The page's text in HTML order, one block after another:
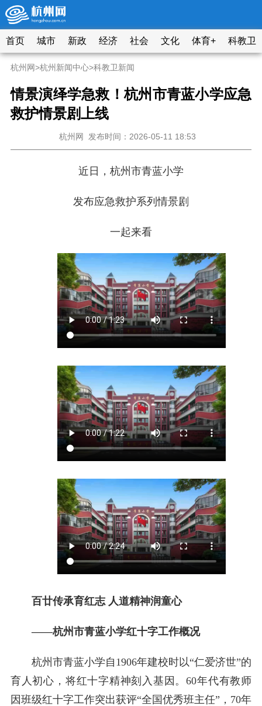
首页 城市 新政 经济 社会 文化 体育+ 科教卫
杭州网>杭州新闻中心>科教卫新闻
情景演绎学急救！杭州市青蓝小学应急
救护情景剧上线
杭州网 发布时间：2026-05-11 18:53
近日，杭州市青蓝小学
发布应急救护系列情景剧
一起来看
百廿传承育红志 人道精神润童心
——杭州市青蓝小学红十字工作概况
杭州市青蓝小学自1906年建校时以“仁爱济世”的
育人初心，将红十字精神刻入基因。60年代有教师
因班级红十字工作突出获评“全国优秀班主任”，70年